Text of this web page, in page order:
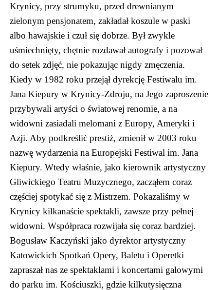
Krynicy, przy strumyku, przed drewnianym
zielonym pensjonatem, zakładał koszule w paski
albo hawajskie i czuł się dobrze. Był zwykle
uśmiechnięty, chętnie rozdawał autografy i pozował
do setek zdjęć, nie pokazując nigdy zmęczenia.
Kiedy w 1982 roku przejął dyrekcję Festiwalu im.
Jana Kiepury w Krynicy-Zdroju, na Jego zaproszenie
przybywali artyści o światowej renomie, a na
widowni zasiadali melomani z Europy, Ameryki i
Azji. Aby podkreślić prestiż, zmienił w 2003 roku
nazwę wydarzenia na Europejski Festiwal im. Jana
Kiepury. Wtedy właśnie, jako kierownik artystyczny
Gliwickiego Teatru Muzycznego, zacząłem coraz
częściej spotykać się z Mistrzem. Pokazaliśmy w
Krynicy kilkanaście spektakli, zawsze przy pełnej
widowni. Współpraca rozwijała się coraz bardziej.
Bogusław Kaczyński jako dyrektor artystyczny
Katowickich Spotkań Opery, Baletu i Operetki
zapraszał nas ze spektaklami i koncertami galowymi
do parku im. Kościuszki, gdzie kilkutysięczna